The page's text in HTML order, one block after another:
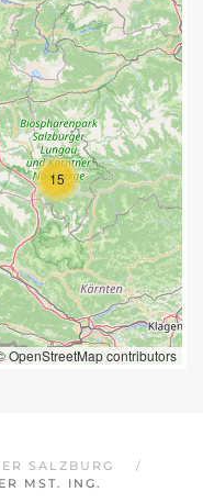
15
OpenStreetMapcontributors
SALZBURG
MST. ING.